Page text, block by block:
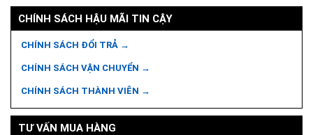
CHÍNH SÁCH HẬU MÃI TIN CẬY
CHÍNH SÁCH ĐỔI TRẢ →
CHÍNH SÁCH VẬN CHUYỂN →
CHÍNH SÁCH THÀNH VIÊN →
TƯ VẤN MUA HÀNG